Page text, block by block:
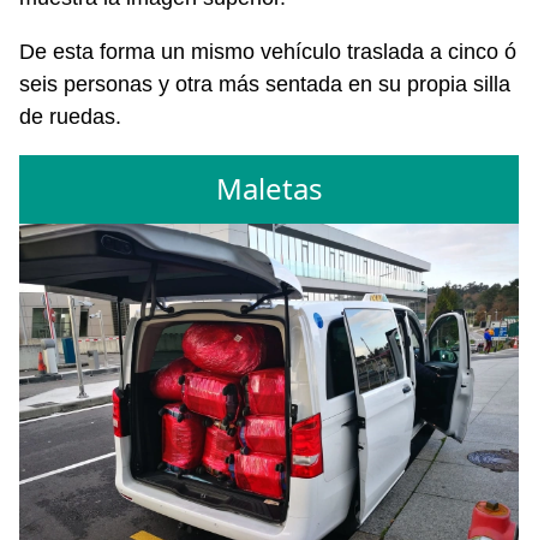
De esta forma un mismo vehículo traslada a cinco ó
seis personas y otra más sentada en su propia silla
de ruedas.
Maletas